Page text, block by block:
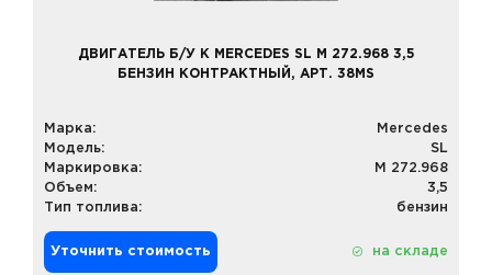
ДВИГАТЕЛЬ Б/У К MERCEDES SL M 272.968 3,5
БЕНЗИН КОНТРАКТНЫЙ, АРТ. 38MS
Марка:
Mercedes
Модель:
SL
Маркировка:
M 272.968
Объем:
3,5
Тип топлива:
бензин
Уточнить стоимость на складе